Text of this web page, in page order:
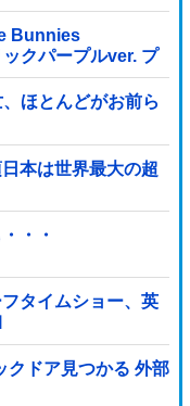
Bunnies
クパープルver. プ
で展開決定】
ほとんどがお前ら
本は世界最大の超
・・
タイムショー、英
ドア見つかる 外部